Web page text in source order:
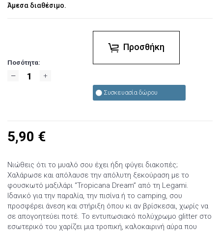
Άμεσα διαθέσιμο.
Ποσότητα:
Προσθήκη
Συσκευασία δώρου
5,90 €
Νιώθεις ότι το μυαλό σου έχει ήδη φύγει διακοπές;
Χαλάρωσε και απόλαυσε την απόλυτη ξεκούραση με το
φουσκωτό μαξιλάρι “Tropicana Dream” από τη Legami.
Ιδανικό για την παραλία, την πισίνα ή το camping, σου
προσφέρει άνεση και στήριξη όπου κι αν βρίσκεσαι, χωρίς να
σε απογοητεύει ποτέ. Το εντυπωσιακό πολύχρωμο glitter στο
εσωτερικό του χαρίζει μια τροπική, καλοκαιρινή αύρα που